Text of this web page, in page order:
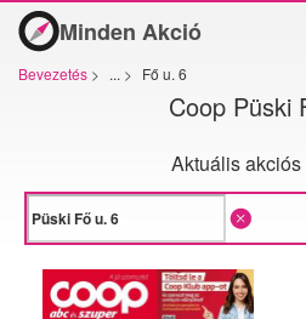
Minden Akció
Bevezetés > ... > Fő u. 6
Coop Püski
Aktuális